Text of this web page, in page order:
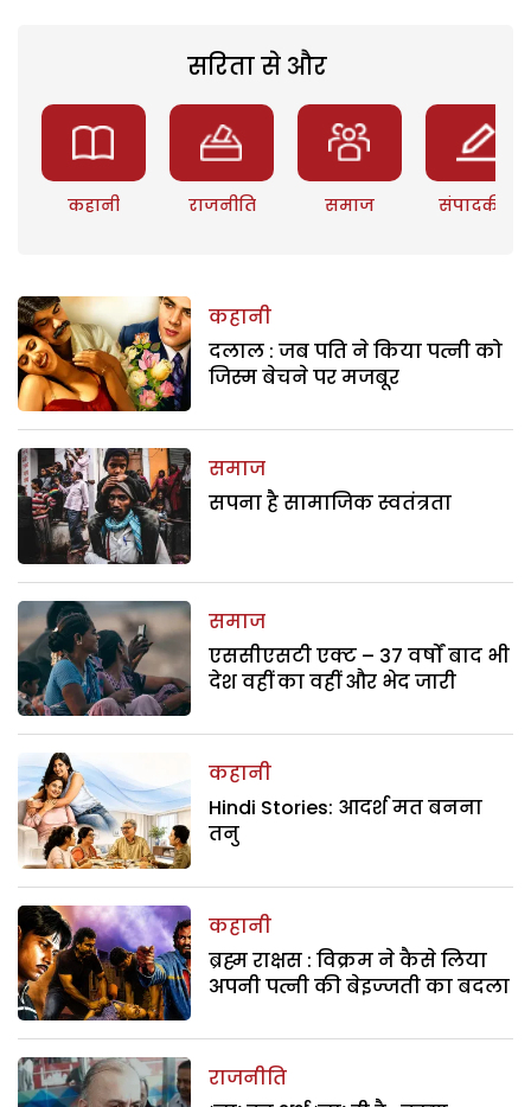
सरिता से और
कहानी राजनीति समाज संपादकीय
कहानी
दलाल : जब पति ने किया पत्नी को
जिस्म बेचने पर मजबूर
समाज
सपना है सामाजिक स्वतंत्रता
समाज
एससीएसटी एक्ट – 37 वर्षों बाद भी
देश वहीं का वहीं और भेद जारी
कहानी
Hindi Stories: आदर्श मत बनना
तनु
कहानी
ब्रह्म राक्षस : विक्रम ने कैसे लिया
अपनी पत्नी की बेइज्जती का बदला
राजनीति